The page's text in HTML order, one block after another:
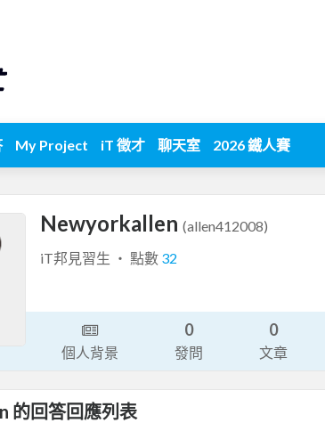
My Project iT 徵才 聊天室 2026 鐵人賽
Newyorkallen (allen412008)
iT邦見習生 ‧ 點數 32
個人背景
0
發問
0
文章
的回答回應列表